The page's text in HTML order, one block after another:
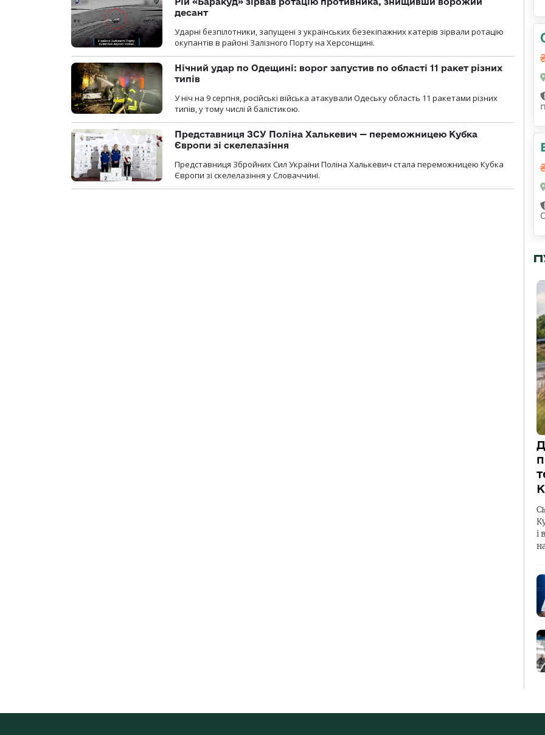
десант
Ударні безпілотники, запущені з українських безекіпажних катерів зірвали ротацію
окупантів в районі Залізного Порту на Херсонщині.
Нічний удар по Одещині: ворог запустив по області 11 ракет різних
типів
У ніч на 9 серпня, російські війська атакували Одеську область 11 ракетами різних
типів, у тому числі й балістикою.
Представниця ЗСУ Поліна Халькевич — переможницею Кубка
Європи зі скелелазіння
Представниця Збройних Сил України Поліна Халькевич стала переможницею Кубка
Європи зі скелелазіння у Словаччині.
і